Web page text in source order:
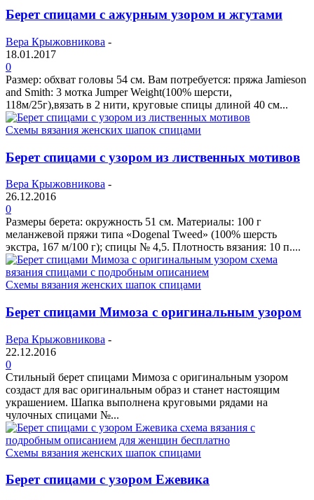
Берет спицами с ажурным узором и жгутами
Вера Крыжовникова -
18.01.2017
0
Размер: обхват головы 54 см. Вам потребуется: пряжа Jamieson
and Smith: 3 мотка Jumper Weight(100% шерсти,
118м/25г),вязать в 2 нити, круговые спицы длиной 40 см...
Схемы вязания женских шапок спицами
Берет спицами с узором из лиственных мотивов
Вера Крыжовникова -
26.12.2016
0
Размеры берета: окружность 51 см. Материалы: 100 г
меланжевой пряжи типа «Dogenal Tweed» (100% шерсть
экстра, 167 м/100 г); спицы № 4,5. Плотность вязания: 10 п....
Схемы вязания женских шапок спицами
Берет спицами Мимоза с оригинальным узором
Вера Крыжовникова -
22.12.2016
0
Стильный берет спицами Мимоза с оригинальным узором
создаст для вас оригинальным образ и станет настоящим
украшением. Шапка выполнена круговыми рядами на
чулочных спицами №...
Схемы вязания женских шапок спицами
Берет спицами с узором Ежевика